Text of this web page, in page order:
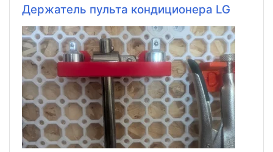
Держатель пульта кондиционера LG